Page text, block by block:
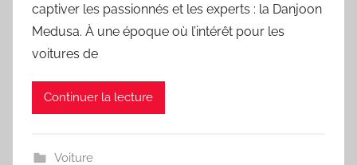
captiver les passionnés et les experts : la Danjoon
Medusa. À une époque où l’intérêt pour les
voitures de
Continuer la lecture
Voiture